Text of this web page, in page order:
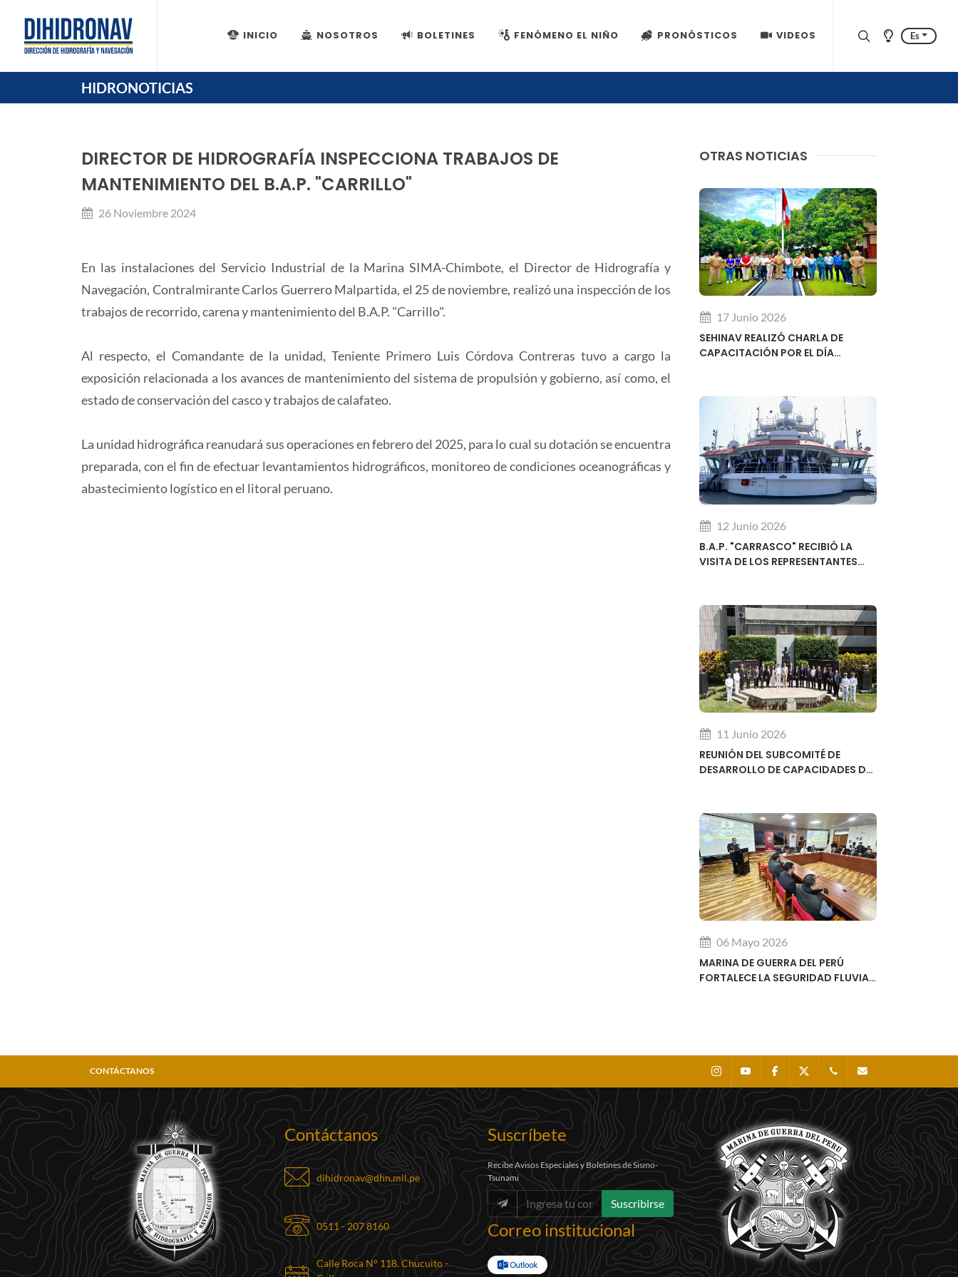
Es
INICIO NOSOTROS BOLETINES FENÓMENO EL NIÑO PRONÓSTICOS VIDEOS
HIDRONOTICIAS
DIRECTOR DE HIDROGRAFÍA INSPECCIONA TRABAJOS DE
MANTENIMIENTO DEL B.A.P. "CARRILLO"
26 Noviembre 2024
En las instalaciones del Servicio Industrial de la Marina SIMA-Chimbote, el Director de Hidrografía y
Navegación, Contralmirante Carlos Guerrero Malpartida, el 25 de noviembre, realizó una inspección de los
trabajos de recorrido, carena y mantenimiento del B.A.P. "Carrillo".
Al respecto, el Comandante de la unidad, Teniente Primero Luis Córdova Contreras tuvo a cargo la
exposición relacionada a los avances de mantenimiento del sistema de propulsión y gobierno, así como, el
estado de conservación del casco y trabajos de calafateo.
La unidad hidrográfica reanudará sus operaciones en febrero del 2025, para lo cual su dotación se encuentra
preparada, con el fin de efectuar levantamientos hidrográficos, monitoreo de condiciones oceanográficas y
abastecimiento logístico en el litoral peruano.
OTRAS NOTICIAS
17 Junio 2026
SEHINAV REALIZÓ CHARLA DE
CAPACITACIÓN POR EL DÍA
12 Junio 2026
B.A.P. "CARRASCO" RECIBIÓ LA
VISITA DE LOS REPRESENTANTES
LA OHI
11 Junio 2026
REUNIÓN DEL SUBCOMITÉ DE
DESARROLLO DE CAPACIDADES DE
06 Mayo 2026
MARINA DE GUERRA DEL PERÚ
FORTALECE LA SEGURIDAD FLUVIAL
CONTÁCTANOS InstagramYoutube Facebook 0511 - 207 8160
Contáctanos
dihidronav@dhn.mil.pe
0511 - 207 8160
Calle Roca N° 118. Chucuito -
Suscríbete
Recibe Avisos Especiales y Boletines de Sismo-
Tsunami
Suscribirse
Correo institucional